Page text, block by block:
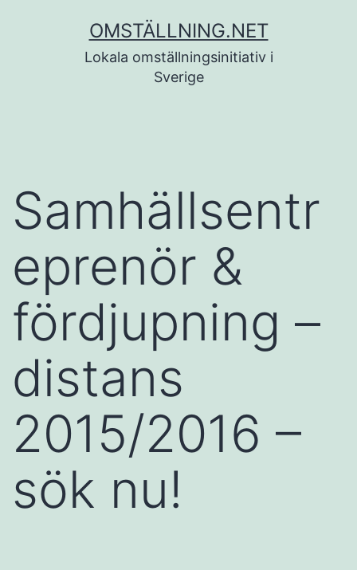
OMSTÄLLNING.NET
Lokala omställningsinitiativ i
Sverige
Samhällsentr
eprenör &
fördjupning –
distans
2015/2016 –
sök nu!